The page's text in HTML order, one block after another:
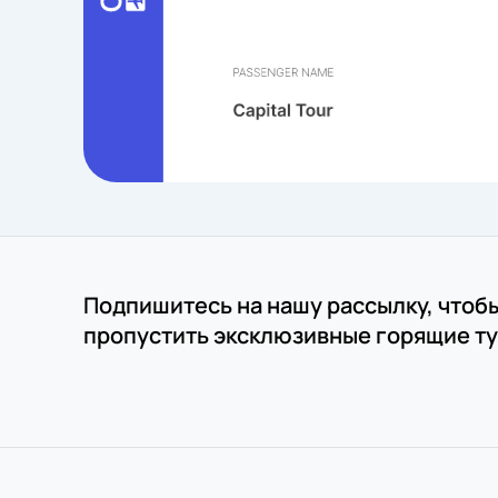
Подпишитесь на нашу рассылку,
пропустить эксклюзивные горящие